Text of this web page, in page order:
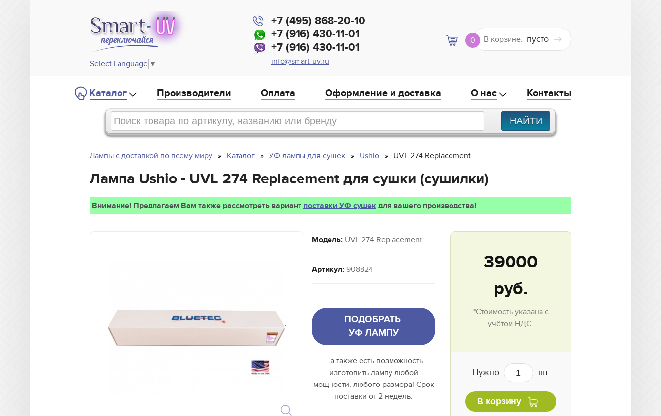
Select Language ▼
+7 (495) 868-20-10
+7 (916) 430-11-01
+7 (916) 430-11-01
info@smart-uv.ru
0 В корзине: пусто
Каталог Производители Оплата Оформление и доставка О нас Контакты
Лампы с доставкой по всему миру Каталог УФ лампы для сушек Ushio UVL 274 Replacement
Лампа Ushio - UVL 274 Replacement для сушки (сушилки)
Внимание! Предлагаем Вам также рассмотреть вариант поставки УФ сушек для вашего производства!
`
Модель: UVL 274 Replacement
Артикул: 908824
ПОДОБРАТЬ
УФ ЛАМПУ
...а также есть возможность
изготовить лампу любой
мощности, любого размера! Срок
поставки от 2 недель.
39000
руб.
*Стоимость указана с
учётом НДС.
Нужно шт.
В корзину